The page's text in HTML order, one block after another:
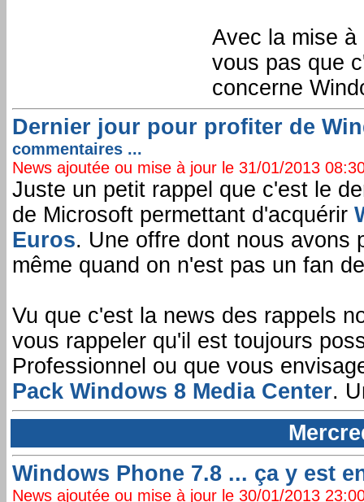
Avec la mise
vous pas que
concerne
Dernier jour pour profiter de
commentaires ...
News ajoutée ou mise à jour le 31/01/2013
Juste un petit rappel que c'est le
de Microsoft permettant d'acquérir
Euros. Une offre dont nous avons
même quand on n'est pas un fan
Vu que c'est la news des rappels
vous rappeler qu'il est toujours
Professionnel ou que vous
Pack Windows 8 Media Center.
Windows Phone 7.8 ... ça y est
News ajoutée ou mise à jour le 30/01/2013